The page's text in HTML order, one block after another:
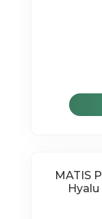
MATIS Paris Réponse